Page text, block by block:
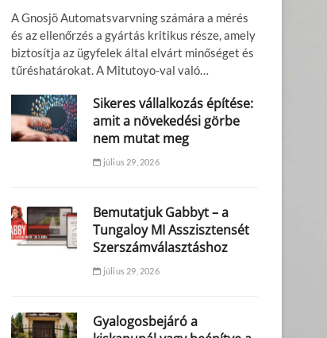
A Gnosjö Automatsvarvning számára a mérés
és az ellenőrzés a gyártás kritikus része, amely
biztosítja az ügyfelek által elvárt minőséget és
tűréshatárokat. A Mitutoyo-val való…
Sikeres vállalkozás építése:
amit a növekedési görbe
nem mutat meg
július 29, 2026
Bemutatjuk Gabbyt – a
Tungaloy MI Asszisztensét
Szerszámválasztáshoz
július 29, 2026
Gyalogosbejáró a